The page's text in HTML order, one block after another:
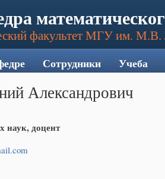
факультет МГУ им. М.В.
Александрович
наук, доцент
Сотрудники Учеба